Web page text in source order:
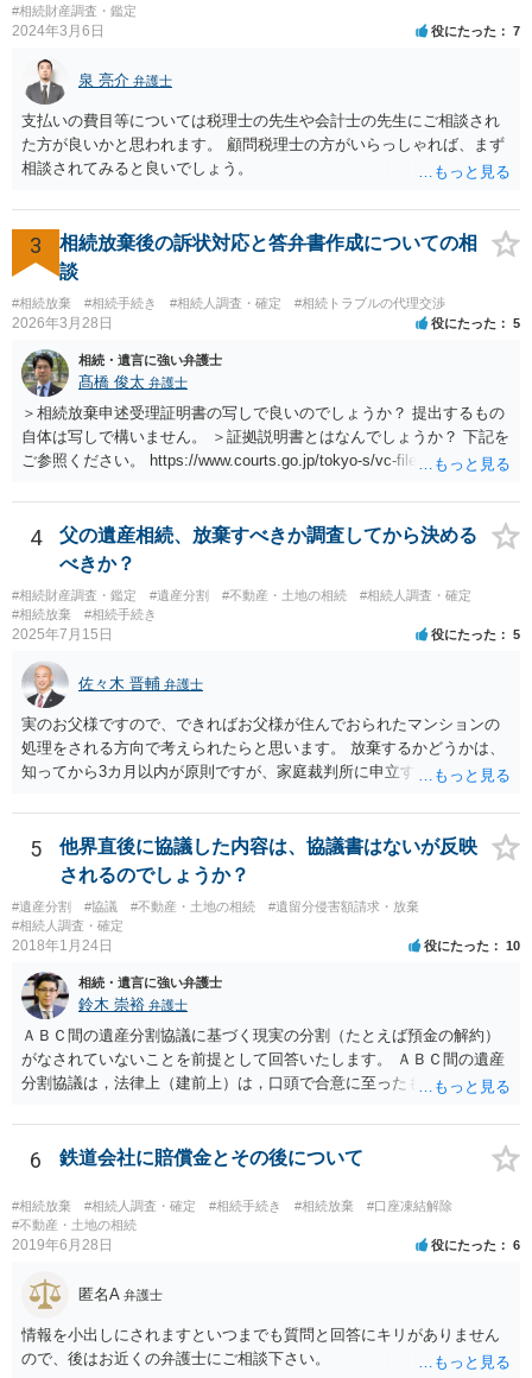
#相続財産調査・鑑定
2024年3月6日 役にたった 7
泉 亮介 弁護士
支払いの費目等については税理士の先生や会計士の先生にご相談され
た方が良いかと思われます。 顧問税理士の方がいらっしゃれば、まず
相談されてみると良いでしょう。
3
相続放棄後の訴状対応と答弁書作成についての相
談
#相続放棄 #相続手続き #相続人調査・確定 #相続トラブルの代理交渉
2026年3月28日 役にたった 5
相続・遺言に強い弁護士
髙橋 俊太 弁護士
＞相続放棄申述受理証明書の写しで良いのでしょうか？ 提出するもの
自体は写しで構いません。 ＞証拠説明書とはなんでしょうか？ 下記を
ご参照ください。 https://www.courts.go.jp/tokyo-s/vc-files/tokyo-s/file/
4
父の遺産相続、放棄すべきか調査してから決める
べきか？
#相続財産調査・鑑定 #遺産分割 #不動産・土地の相続
#相続人調査・確定
#相続放棄
#相続手続き
2025年7月15日 役にたった 5
佐々木 晋輔 弁護士
実のお父様ですので、できればお父様が住んでおられたマンションの
処理をされる方向で考えられたらと思います。 放棄するかどうかは、
知ってから3カ月以内が原則ですが、家庭裁判所に申立すれば3カ月の
放棄するかどうか決めることができます。 銀行やサラ金が数年も放置
することはありませんので、数年後に借金が発見される可能性はほぼ
ありません。 なお、私が扱った相続放棄を検討していた案件で、期間
伸長して調査したところ、サラ金に対する過払金など相当な財産が見
つかったため相続したという事例がありました。
5
他界直後に協議した内容は、協議書はないが反映
されるのでしょうか？
#遺産分割 #協議 #不動産・土地の相続
#遺留分侵害額請求・放棄
#相続人調査・確定
2018年1月24日 役にたった 10
相続・遺言に強い弁護士
鈴木 崇裕 弁護士
ＡＢＣ間の遺産分割協議に基づく現実の分割（たとえば預金の解約）
がなされていないことを前提として回答いたします。 ＡＢＣ間の遺産
分割協議は，法律上（建前上）は，口頭で合意に至ったものであって
ん。 また，不動産の名義を移転するためには，遺産分割協議書への署
名捺印を得る必要があります。 したがって，残念ながら，「ＡＢＣ間
の遺産分割協議が有効に成立している」という前提に基づく主張は困
難と思われます。 「ＡＢＣ間の遺産分割協議は未了のまま，ＡとＢが
死亡し，二次相続が発生した」という前提に基づいて協議を進める必
要があります。 もちろん，Ｃの立場としては，ＡＢＣ間の遺産分割協
人は応じない姿勢を示していることから，実現は困難だと思います。
しどころ）としては，譲歩することを甘受しなければならないかもし
れません。
6 鉄道会社に賠償金とその後について
#相続放棄 #相続人調査・確定 #相続手続き #相続放棄
#口座凍結解除
#不動産・土地の相続
2019年6月28日 役にたった 6
匿名A 弁護士
情報を小出しにされますといつまでも質問と回答にキリがありません
ので、後はお近くの弁護士にご相談下さい。